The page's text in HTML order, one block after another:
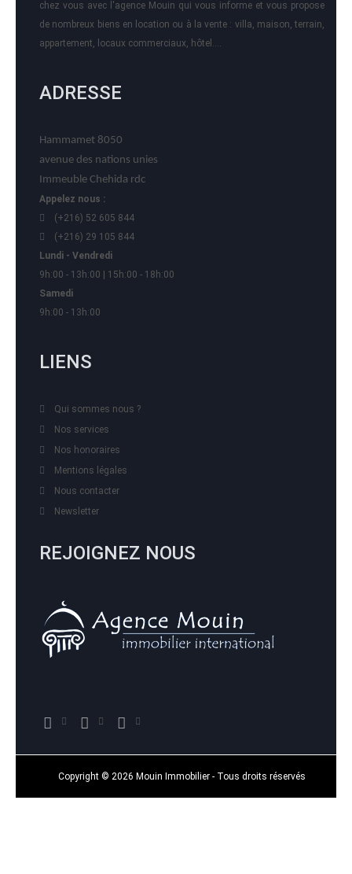
chez vous avec l'agence Mouin qui vous informe et vous propose
de nombreux biens en location ou à la vente : villa, maison, terrain,
appartement, locaux commerciaux, hôtel….
ADRESSE
Hammamet 8050
avenue des nations unies
Immeuble Chehida rdc
Appelez nous :
(+216) 52 605 844
(+216) 29 105 844
Lundi - Vendredi
9h:00 - 13h:00 | 15h:00 - 18h:00
Samedi
9h:00 - 13h:00
LIENS
Qui sommes nous ?
Nos services
Nos honoraires
Mentions légales
Nous contacter
Newsletter
REJOIGNEZ NOUS
Copyright © 2026 Mouin Immobilier - Tous droits réservés